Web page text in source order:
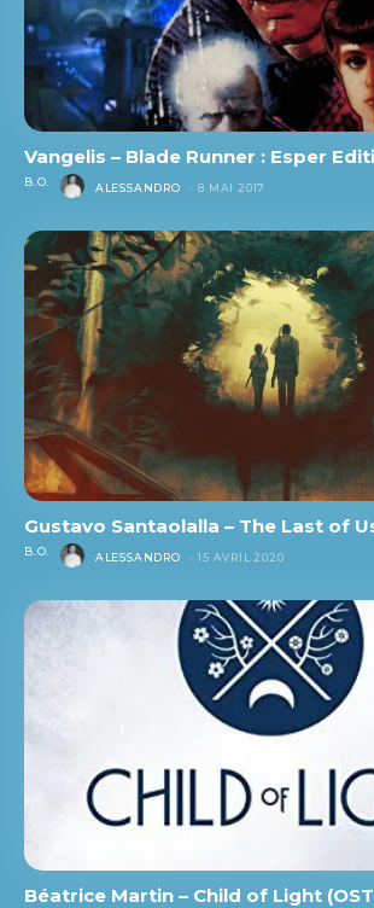
Vangelis – Blade Runner : Esper
B.O. ALESSANDRO - 8 MAI 2017
Gustavo Santaolalla – The Last of
B.O. ALESSANDRO - 15 AVRIL 2020
Béatrice Martin – Child of Light